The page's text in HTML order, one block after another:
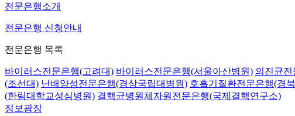
전문은행소개
전문은행 신청안내
전문은행 목록
바이러스전문은행(고려대) 바이러스전문은행(서울아산병원) 의진균
(조선대) 난배양성전문은행(경상국립대병원) 호흡기질환전문은행(경
(한림대학교성심병원) 결핵균병원체자원전문은행(국제결핵연구소)
정보광장